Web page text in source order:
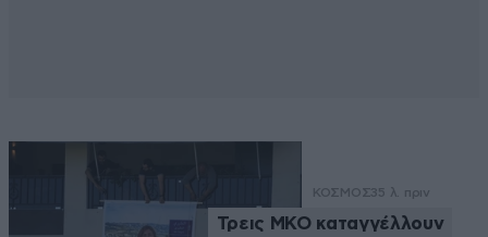
ΚΟΣΜΟΣ35 λ. πριν
Τρεις ΜΚΟ καταγγέλλουν